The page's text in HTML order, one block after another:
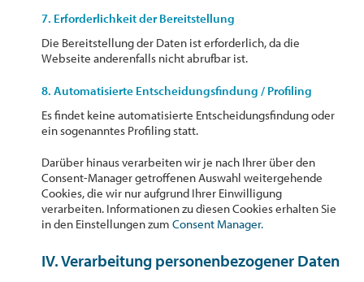
7. Erforderlichkeit der Bereitstellung
Die Bereitstellung der Daten ist erforderlich, da die
Webseite anderenfalls nicht abrufbar ist.
8. Automatisierte Entscheidungsfindung / Profiling
Es findet keine automatisierte Entscheidungsfindung oder
ein sogenanntes Profiling statt.
Darüber hinaus verarbeiten wir je nach Ihrer über den
Consent-Manager getroffenen Auswahl weitergehende
Cookies, die wir nur aufgrund Ihrer Einwilligung
verarbeiten. Informationen zu diesen Cookies erhalten Sie
in den Einstellungen zumConsent Manager.
IV. Verarbeitung personenbezogener Daten